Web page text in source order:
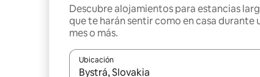
Descubre alojamientos para estancias
que te harán sentir como en casa durante
mes o más.
Ubicación
Cuando los resultados estén disponibles,